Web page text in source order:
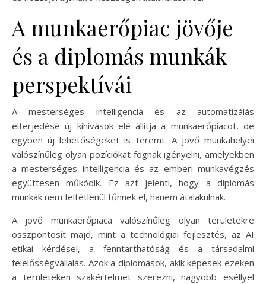
A munkaerőpiac jövője
és a diplomás munkák
perspektívái
A mesterséges intelligencia és az automatizálás
elterjedése új kihívások elé állítja a munkaerőpiacot, de
egyben új lehetőségeket is teremt. A jövő munkahelyei
valószínűleg olyan pozíciókat fognak igényelni, amelyekben
a mesterséges intelligencia és az emberi munkavégzés
együttesen működik. Ez azt jelenti, hogy a diplomás
munkák nem feltétlenül tűnnek el, hanem átalakulnak.
A jövő munkaerőpiaca valószínűleg olyan területekre
összpontosít majd, mint a technológiai fejlesztés, az AI
etikai kérdései, a fenntarthatóság és a társadalmi
felelősségvállalás. Azok a diplomások, akik képesek ezeken
a területeken szakértelmet szerezni, nagyobb eséllyel